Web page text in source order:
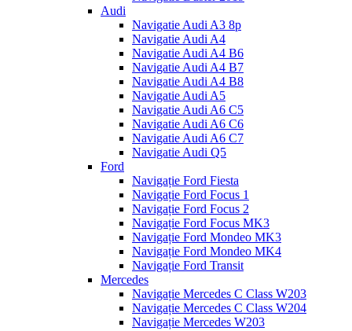
Audi
Navigatie Audi A3 8p
Navigatie Audi A4
Navigatie Audi A4 B6
Navigatie Audi A4 B7
Navigatie Audi A4 B8
Navigatie Audi A5
Navigatie Audi A6 C5
Navigatie Audi A6 C6
Navigatie Audi A6 C7
Navigatie Audi Q5
Ford
Navigație Ford Fiesta
Navigație Ford Focus 1
Navigație Ford Focus 2
Navigație Ford Focus MK3
Navigație Ford Mondeo MK3
Navigație Ford Mondeo MK4
Navigație Ford Transit
Mercedes
Navigație Mercedes C Class W203
Navigație Mercedes C Class W204
Navigație Mercedes W203